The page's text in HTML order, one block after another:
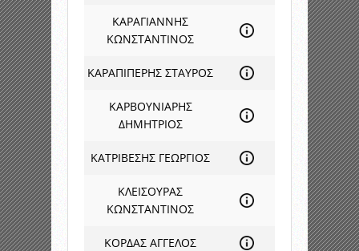
ΚΑΡΑΓΙΑΝΝΗΣ
ΚΩΝΣΤΑΝΤΙΝΟΣ
ΚΑΡΑΠΙΠΕΡΗΣ ΣΤΑΥΡΟΣ
ΚΑΡΒΟΥΝΙΑΡΗΣ
ΔΗΜΗΤΡΙΟΣ
ΚΑΤΡΙΒΕΣΗΣ ΓΕΩΡΓΙΟΣ
ΚΛΕΙΣΟΥΡΑΣ
ΚΩΝΣΤΑΝΤΙΝΟΣ
ΚΟΡΔΑΣ ΑΓΓΕΛΟΣ